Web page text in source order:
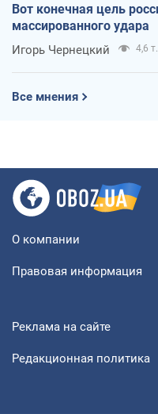
Вот конечная цель
массированного удара
Игорь Чернецкий 4,6 т.
Все мнения
О компании
Правовая информация
Реклама на сайте
Редакционная политика